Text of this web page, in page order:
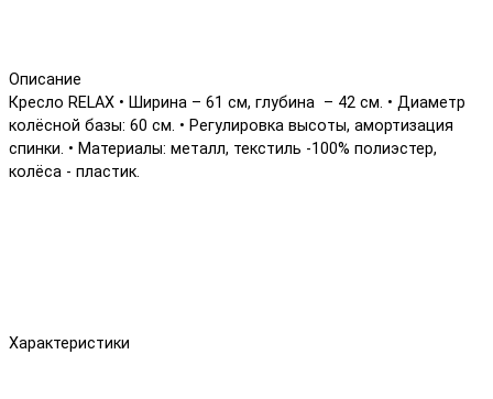
Описание
Кресло RELAX • Ширина – 61 см, глубина – 42 см. • Диаметр
колёсной базы: 60 см. • Регулировка высоты, амортизация
спинки. • Материалы: металл, текстиль -100% полиэстер,
колёса - пластик.
Характеристики